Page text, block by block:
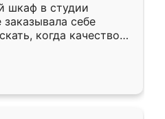
шкаф в студии
заказывала себе
когда качеством
кухня уже почти